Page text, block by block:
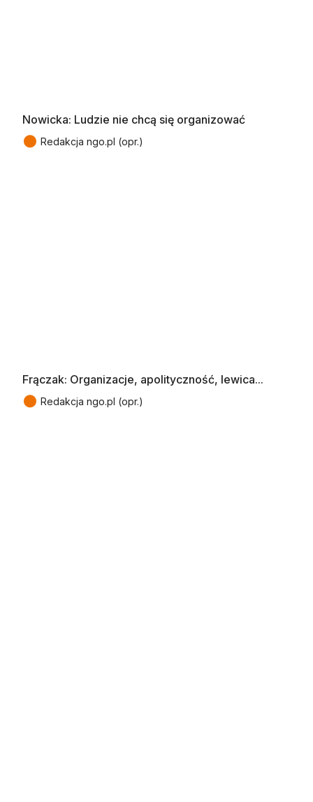
Nowicka: Ludzie nie chcą się organizować
● Redakcja ngo.pl (opr.)
Frączak: Organizacje, apolityczność, lewica...
● Redakcja ngo.pl (opr.)